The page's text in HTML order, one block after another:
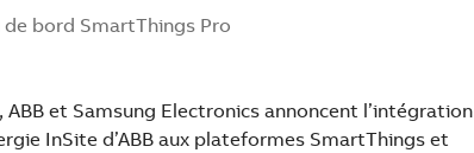
bord SmartThings Pro
et Samsung Electronics annoncent l’intégration
InSite d’ABB aux plateformes SmartThings et